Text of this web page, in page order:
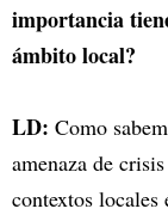
importancia
ámbito local?
LD: Como
amenaza de
contextos locales